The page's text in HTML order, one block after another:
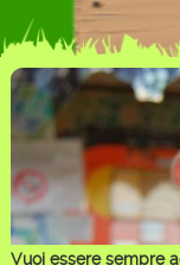
Vuoi essere sempre